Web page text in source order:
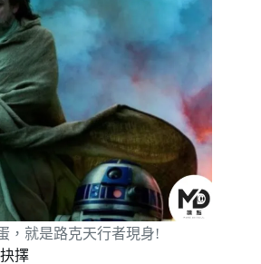
，就是路克天行者現身!
擇